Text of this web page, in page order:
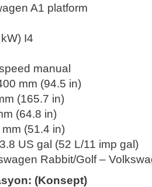
A1 platform
I4
manual
mm (94.5 in)
(165.7 in)
(64.8 in)
(51.4 in)
US gal (52 L/11 imp gal)
Rabbit/Golf –
(Konsept)